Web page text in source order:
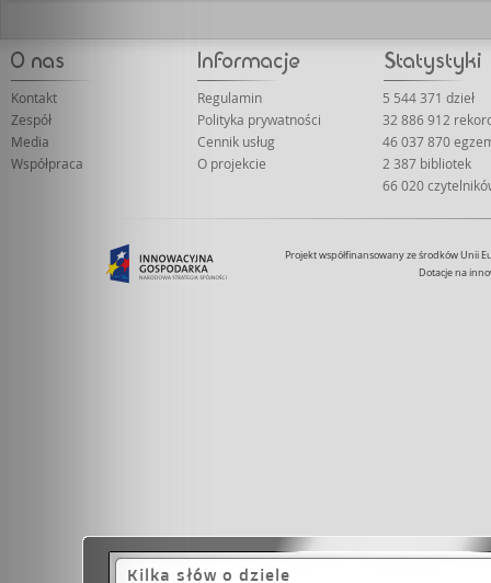
Kontakt
Zespół
Media
Współpraca
Regulamin
Polityka prywatności
Cennik usług
O projekcie
5 544 371 dzieł
32 886 912
46 037 870
2 387 bibliotek
66 020
Projekt współfinansowany ze środków Unii
Dotacje na
Kilka słów o dziele